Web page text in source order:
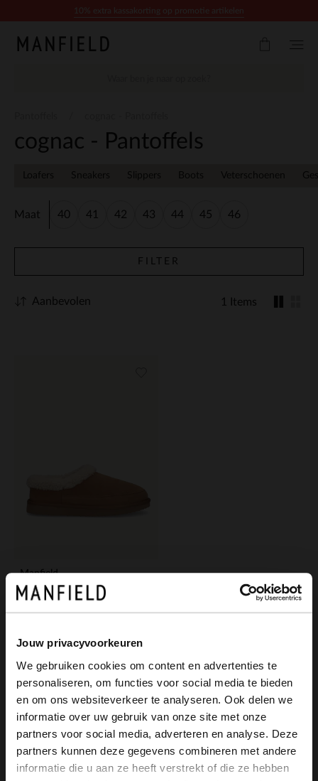
Jouw privacyvoorkeuren
We gebruiken cookies om content en advertenties te
personaliseren, om functies voor social media te bieden
en om ons websiteverkeer te analyseren. Ook delen we
informatie over uw gebruik van onze site met onze
partners voor social media, adverteren en analyse. Deze
partners kunnen deze gegevens combineren met andere
informatie die u aan ze heeft verstrekt of die ze hebben
cognac - Pantoffels
Loafers Sneakers Slippers Boots Veterschoenen
Maat 40 41 42 43 44 45 46
FILTER
1 Items
Aanbevolen
Manfield
59.99
De My Manfield
voordelen wachten
×
View this website in English?
It looks like your language isn't Dutch. Would
you like to switch to English?